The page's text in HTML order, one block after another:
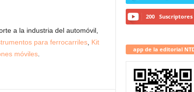
a la industria del automóvil,
para ferrocarriles, Kit
móviles.
200 Suscriptores
app de la editorial